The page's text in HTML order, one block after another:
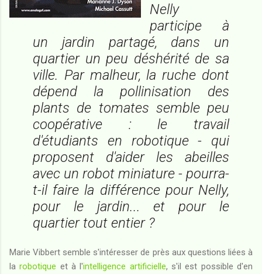
Nelly
participe à
un jardin partagé, dans un
quartier un peu déshérité de sa
ville. Par malheur, la ruche dont
dépend la pollinisation des
plants de tomates semble peu
coopérative : le travail
d'étudiants en robotique - qui
proposent d'aider les abeilles
avec un robot miniature - pourra-
t-il faire la différence pour Nelly,
pour le jardin... et pour le
quartier tout entier ?
Marie Vibbert semble s'intéresser de près aux questions liées à
larobotique et à l'intelligence artificielle, s'il est possible d'en